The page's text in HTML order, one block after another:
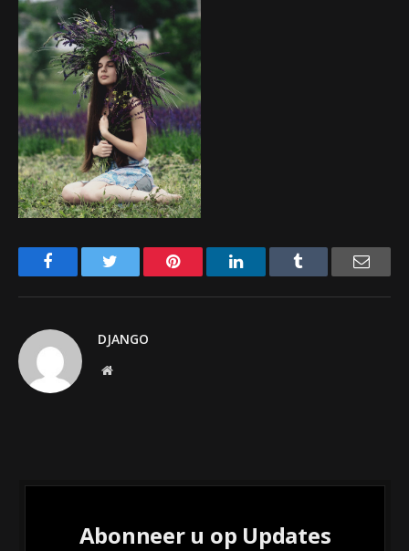
Facebook Pinterest LinkedIn Email
DJANGO
Website
Abonneer u op Updates